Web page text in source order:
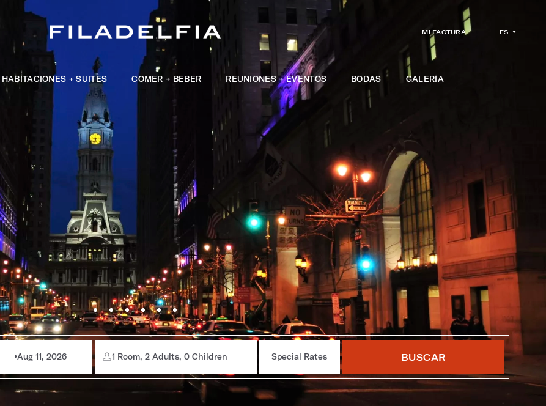
MI FACTURA ES
HABITACIONES + SUITES COMER + BEBER REUNIONES + EVENTOS BODAS GALERÍA
Aug 11, 2026 1 Room, 2 Adults, 0 Children Special Rates BUSCAR